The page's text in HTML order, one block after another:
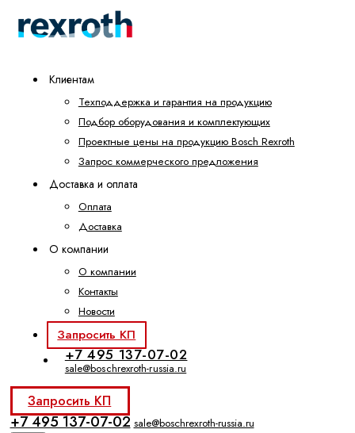
Клиентам
Техподдержка и гарантия на продукцию
Подбор оборудования и комплектующих
Проектные цены на продукцию Bosch Rexroth
Запрос коммерческого предложения
Доставка и оплата
Оплата
Доставка
О компании
О компании
Контакты
Новости
Запросить КП
+7 495 137-07-02
sale@boschrexroth-russia.ru
Запросить КП
+7 495 137-07-02 sale@boschrexroth-russia.ru